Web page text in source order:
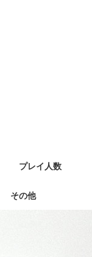
プレイ人数
その他